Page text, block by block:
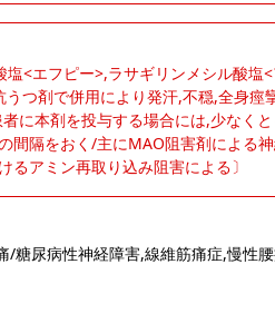
塩<エフピー>,ラサギリンメシル酸
つ剤で併用により発汗,不穏,全身痙
に本剤を投与する場合には,少なく
間隔をおく/主にMAO阻害剤による
るアミン再取り込み阻害による〕
糖尿病性神経障害,線維筋痛症,慢性腰